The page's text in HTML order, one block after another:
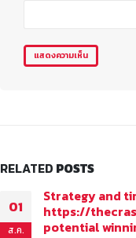
RELATED POSTS
01
ส.ค.
Strategy and
https://
potential